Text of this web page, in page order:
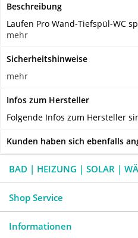
Beschreibung
Laufen Pro Wand-Tiefspül-WC
mehr
Sicherheitshinweise
mehr
Infos zum Hersteller
Folgende Infos zum Hersteller
Kunden haben sich ebenfalls
BAD | HEIZUNG | SOLAR |
Shop Service
Informationen